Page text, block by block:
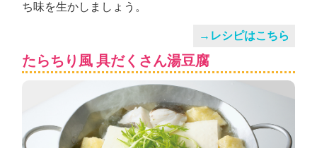
ち味を生かしましょう。
→レシピはこちら
たらちり風 具だくさん湯豆腐